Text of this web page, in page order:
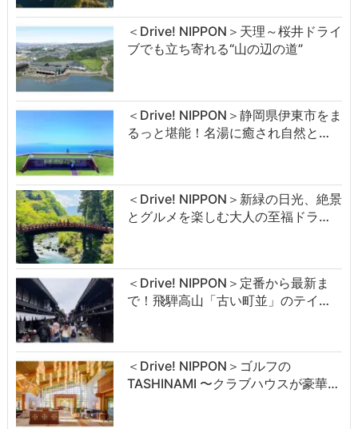
＜Drive! NIPPON＞天理～桜井ドライ
ブでも立ち寄れる“山の辺の道”
＜Drive! NIPPON＞静岡県伊東市をま
るっと堪能！名湯に癒され自然と…
＜Drive! NIPPON＞新緑の日光、絶景
とグルメを楽しむ大人の至福ドラ…
＜Drive! NIPPON＞定番から最新ま
で！飛騨高山「古い町並」のテイ…
＜Drive! NIPPON＞ゴルフの
TASHINAMI 〜クラブハウスが豪華…